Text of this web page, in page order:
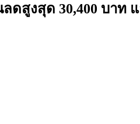
ดสูงสุด 30,400 บาท